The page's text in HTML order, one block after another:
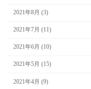
2021年8月 (3)
2021年7月 (11)
2021年6月 (10)
2021年5月 (15)
2021年4月 (9)